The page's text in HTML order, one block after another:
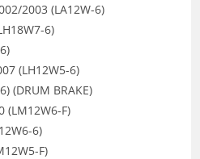
2003 (LA12W-6)
6)
(LH12W5-6)
(DRUM BRAKE)
(LM12W6-F)
6)
F)